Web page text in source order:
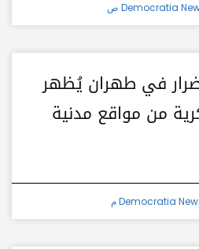
Democratia
في طهران يُظهر
من مواقع مدنية
Democratia